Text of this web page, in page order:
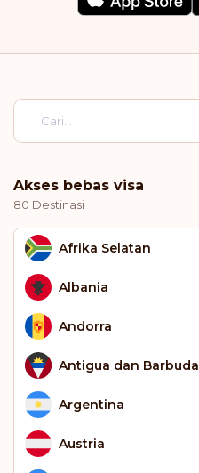
Akses bebas visa
80 Destinasi
Afrika Selatan
Albania
Andorra
Antigua dan Barbuda
Argentina
Austria